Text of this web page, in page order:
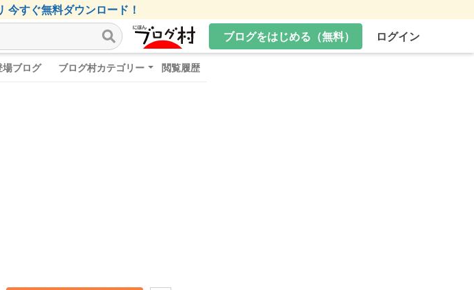
今すぐ無料ダウンロード！
ブログをはじめる（無料）
ログイン
場ブログ ブログ村カテゴリー 閲覧履歴